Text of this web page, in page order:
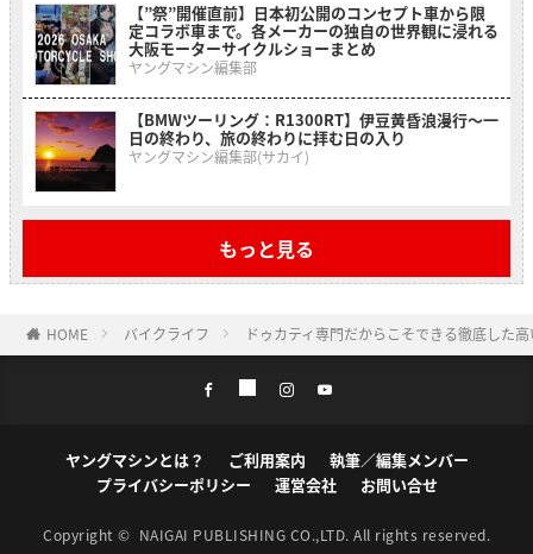
【”祭”開催直前】日本初公開のコンセプト車から限
定コラボ車まで。各メーカーの独自の世界観に浸れる
大阪モーターサイクルショーまとめ
ヤングマシン編集部
【BMWツーリング：R1300RT】伊豆黄昏浪漫行〜一
日の終わり、旅の終わりに拝む日の入り
ヤングマシン編集部(サカイ)
もっと見る
HOME バイクライフ ドゥカティ専門だからこそできる徹底した
ヤングマシンとは？ ご利用案内
執筆／編集メンバー
プライバシーポリシー
運営会社 お問い合せ
Copyright © NAIGAI PUBLISHING CO.,LTD. All rights reserved.